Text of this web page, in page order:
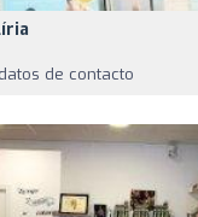
de contacto